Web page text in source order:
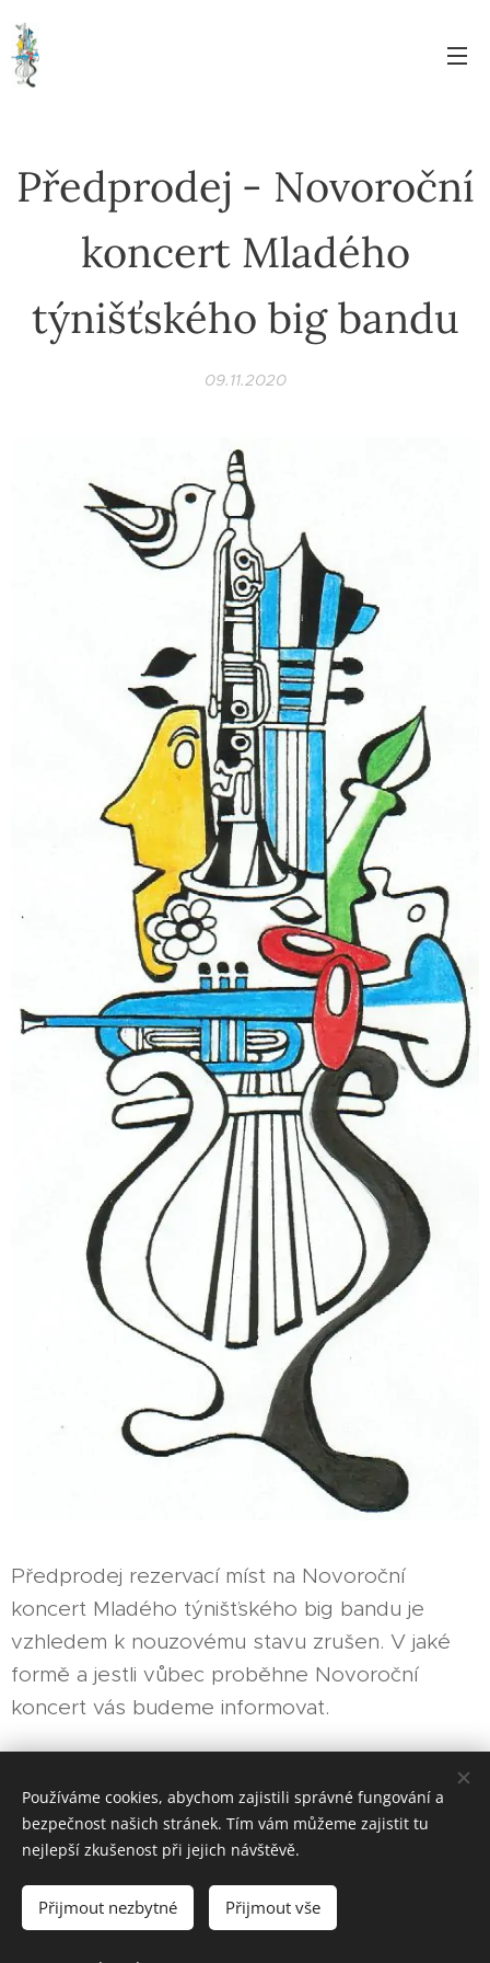
Předprodej - Novoroční
koncert Mladého
týnišťského big bandu
09.11.2020
Předprodej rezervací míst na Novoroční
koncert Mladého týnišťského big bandu je
vzhledem k nouzovému stavu zrušen. V jaké
formě a jestli vůbec proběhne Novoroční
koncert vás budeme informovat.
Share
2017-2025 © Všechna práva vyhrazena.
Používáme cookies, abychom zajistili správné fungování a
bezpečnost našich stránek. Tím vám můžeme zajistit tu
nejlepší zkušenost při jejich návštěvě.
Přijmout nezbytné Přijmout vše